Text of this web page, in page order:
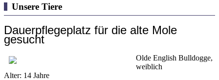
Unsere Tiere
Dauerpflegeplatz für die alte Mole
gesucht
Olde English Bulldogge,
weiblich
Alter: 14 Jahre